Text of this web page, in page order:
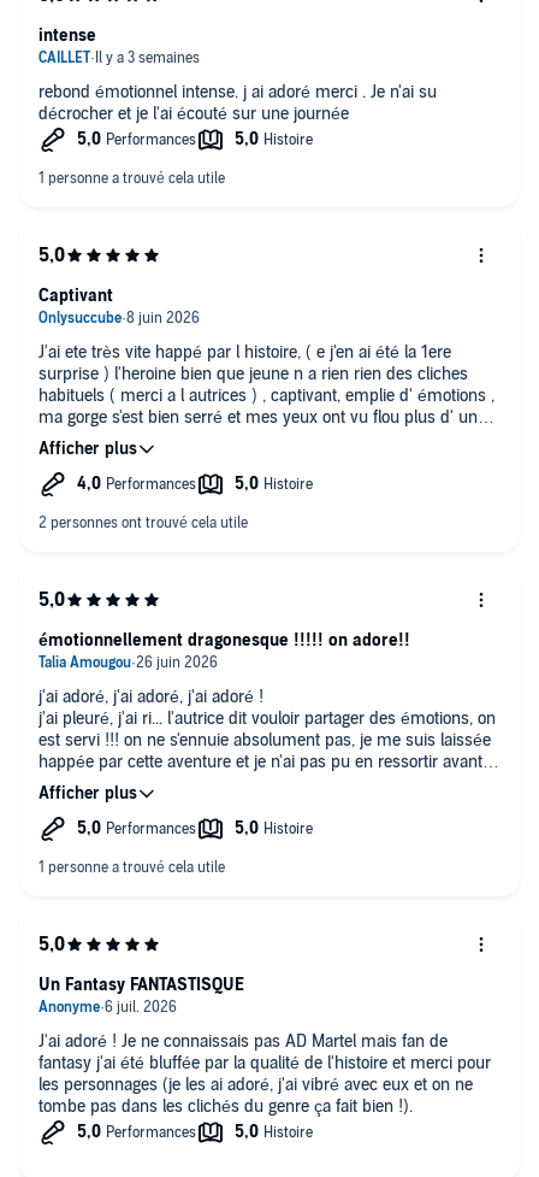
rebond émotionnel intense. j ai adoré merci . Je n'ai su
décrocher et je l'ai écouté sur une journée
intense
J'ai ete très vite happé par l histoire, ( e j'en ai été la 1ere
surprise ) l'heroine bien que jeune n a rien rien des cliches
habituels ( merci a l autrices ) , captivant, emplie d' émotions ,
ma gorge s'est bien serré et mes yeux ont vu flou plus d' une
fois... on sent l amour de l autrice pour les sans voix dans ses
mots. Après tout les DNF une belle histoire , bien écrite et
touchante ça fait du bien
Captivant
j'ai adoré, j'ai adoré, j'ai adoré !
j'ai pleuré, j'ai ri... l'autrice dit vouloir partager des émotions, on
est servi !!! on ne s'ennuie absolument pas, je me suis laissée
happée par cette aventure et je n'ai pas pu en ressortir avant la
fin ! c'est très bien écrit. l'univers et sublime
je ne peux dire de choses négatives j'en ai pas trouvé pour ma
part. ça faisait vraiment longtemps que je n'avais pas pris
combo parfait ! je suis fan ! merci merci merci
émotionnellement dragonesque !!!!! on adore!!
J'ai adoré ! Je ne connaissais pas AD Martel mais fan de
fantasy j'ai été bluffée par la qualité de l'histoire et merci pour
les personnages (je les ai adoré, j'ai vibré avec eux et on ne
tombe pas dans les clichés du genre ça fait bien !).
Un Fantasy FANTASTISQUE